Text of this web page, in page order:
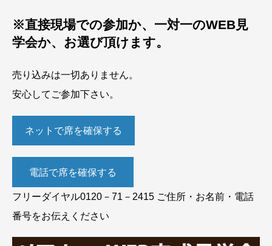
※直接現場での参加か、一対一のWEB見
学会か、お選び頂けます。
売り込みは一切ありません。
安心してご参加下さい。
ネットで席を確保する
電話で席を確保する
フリーダイヤル0120－71－2415 ご住所・お名前・電話
番号をお伝えください